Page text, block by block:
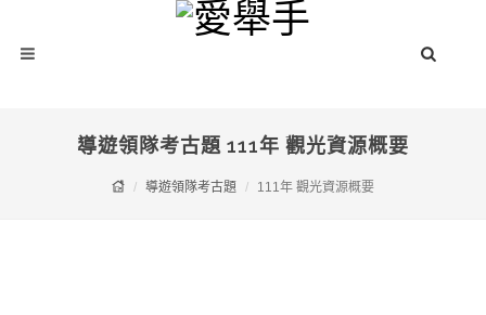
導遊領隊考古題 111年 觀光資源概要
導遊領隊考古題 111年 觀光資源概要